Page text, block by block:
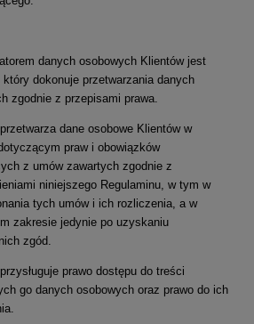
danych osobowych Klientów jest
który dokonuje przetwarzania danych
zgodnie z przepisami prawa.
dane osobowe Klientów w
praw i obowiązków
z umów zawartych zgodnie z
niniejszego Regulaminu, w tym w
tych umów i ich rozliczenia, a w
zakresie jedynie po uzyskaniu
zgód.
prawo dostępu do treści
go danych osobowych oraz prawo do ich